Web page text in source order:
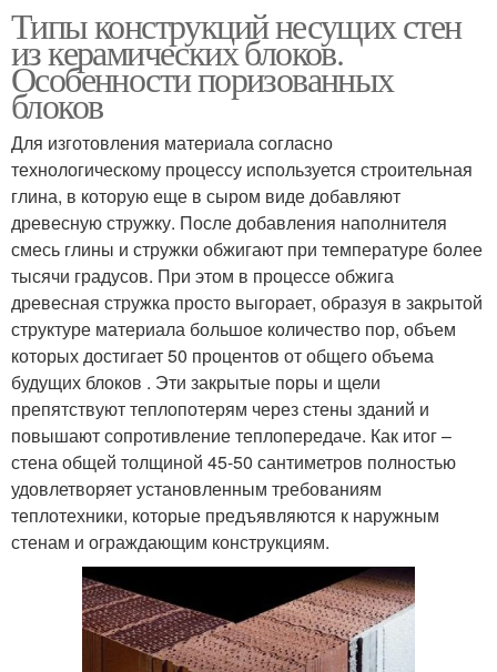
Типы конструкций несущих стен
из керамических блоков.
Особенности поризованных
блоков
Для изготовления материала согласно
технологическому процессу используется строительная
глина, в которую еще в сыром виде добавляют
древесную стружку. После добавления наполнителя
смесь глины и стружки обжигают при температуре более
тысячи градусов. При этом в процессе обжига
древесная стружка просто выгорает, образуя в закрытой
структуре материала большое количество пор, объем
которых достигает 50 процентов от общего объема
будущих блоков . Эти закрытые поры и щели
препятствуют теплопотерям через стены зданий и
повышают сопротивление теплопередаче. Как итог –
стена общей толщиной 45-50 сантиметров полностью
удовлетворяет установленным требованиям
теплотехники, которые предъявляются к наружным
стенам и ограждающим конструкциям.